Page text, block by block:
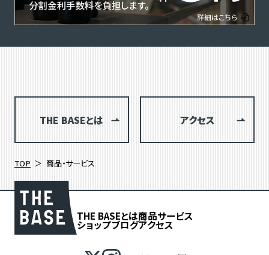
THE BASEとは アクセス
TOP 商品・サービス
THE BASEとは商品サービス
ショップブログアクセス